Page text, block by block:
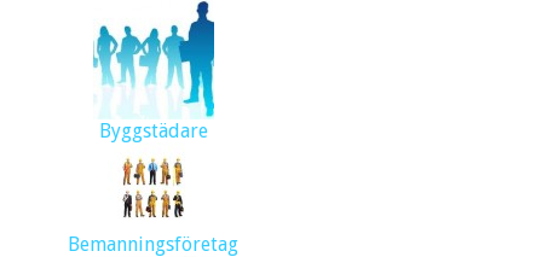
Byggstädare
Bemanningsföretag